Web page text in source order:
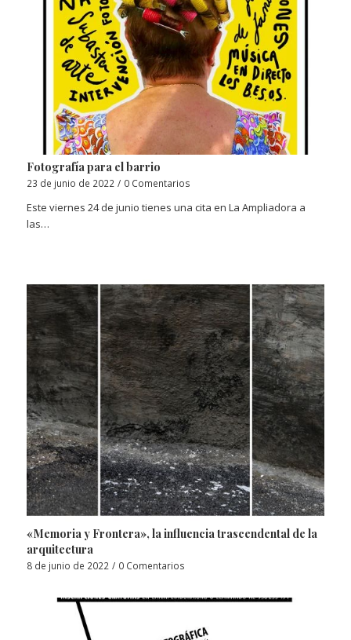
Fotografía para el barrio
23 de junio de 2022 / 0 Comentarios
Este viernes 24 de junio tienes una cita en La Ampliadora a
las…
«Memoria y Frontera», la influencia trascendental de la
arquitectura
8 de junio de 2022 / 0 Comentarios